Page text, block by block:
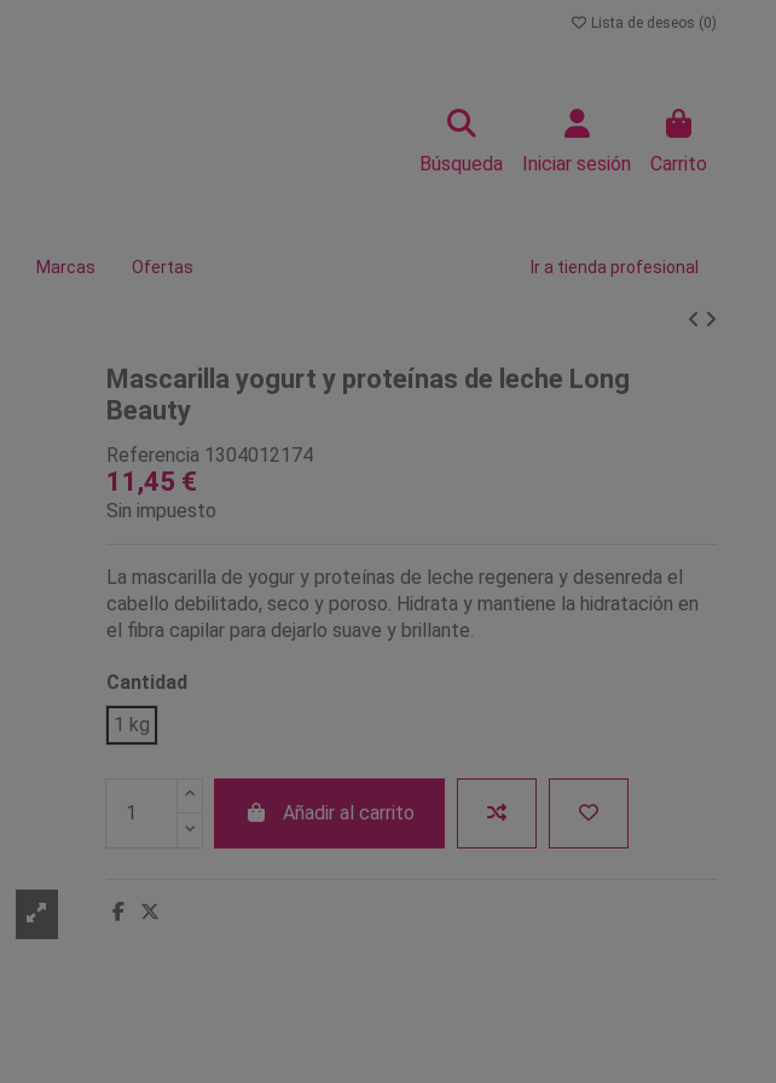
Lista de deseos (0)
Búsqueda Iniciar sesión Carrito
Marcas Ofertas Ir a tienda profesional
Mascarilla yogurt y proteínas de leche Long
Beauty
Referencia 1304012174
11,45 €
Sin impuesto
La mascarilla de yogur y proteínas de leche regenera y desenreda el
cabello debilitado, seco y poroso. Hidrata y mantiene la hidratación en
el fibra capilar para dejarlo suave y brillante.
Cantidad
1 kg
Añadir al carrito